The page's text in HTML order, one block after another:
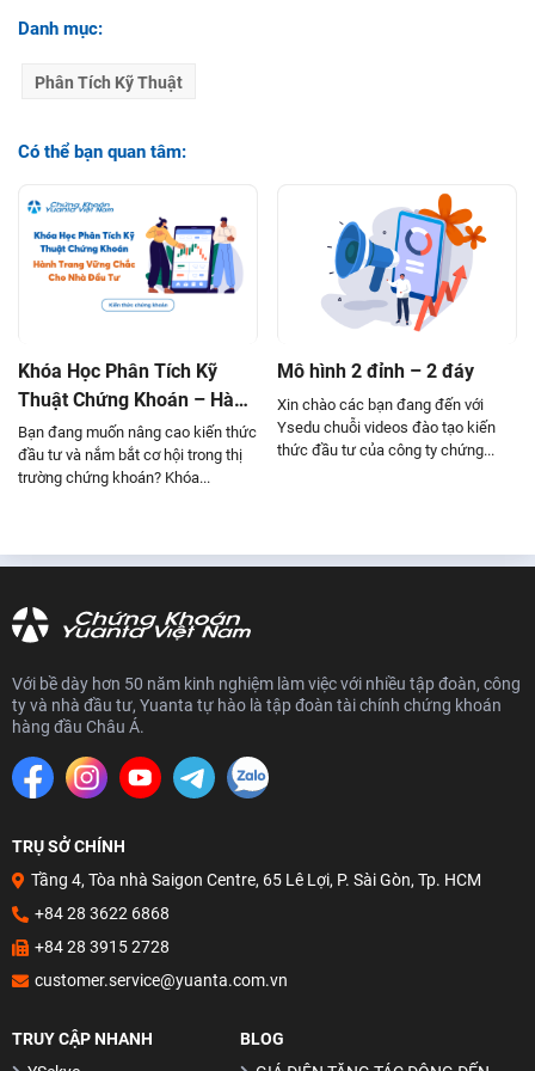
Mô hình nến Gapping Dow Doji
Mô hình nến Southern Doji
Mô hình nến Three Outside Up
Mô hình nến Three starts in the south
Mô hình nến White Spining Stop
Mô hình nến Dark cloud cover
Mô hình nến Evening Star
Mô hình nến Morning Star
Mô hình nến Marubozu
Mô hình nến Rising Three Methods
Fibonacci – Cách xác định giá mục tiêu
Xác định xu hướng biến động mạnh cùng Bollinger Bands
MACD – Cách sử dụng sao cho hiệu quả?
RSI – Cách sử dụng sao cho hiệu quả?
Danh mục:
Phân Tích Kỹ Thuật
Có thể bạn quan tâm:
Khóa Học Phân Tích Kỹ
Thuật Chứng Khoán – Hành
Trang Vững Chắc Cho Nhà
Đầu Tư
Bạn đang muốn nâng cao kiến thức
đầu tư và nắm bắt cơ hội trong thị
trường chứng khoán? Khóa...
Mô hình 2 đỉnh – 2 đáy
Xin chào các bạn đang đến với
Ysedu chuỗi videos đào tạo kiến
thức đầu tư của công ty chứng...
Với bề dày hơn 50 năm kinh nghiệm làm việc với nhiều tập đoàn, công
ty và nhà đầu tư, Yuanta tự hào là tập đoàn tài chính chứng khoán
hàng đầu Châu Á.
TRỤ SỞ CHÍNH
Tầng 4, Tòa nhà Saigon Centre, 65 Lê Lợi, P. Sài Gòn, Tp. HCM
+84 28 3622 6868
+84 28 3915 2728
customer.service@yuanta.com.vn
TRUY CẬP NHANH
BLOG